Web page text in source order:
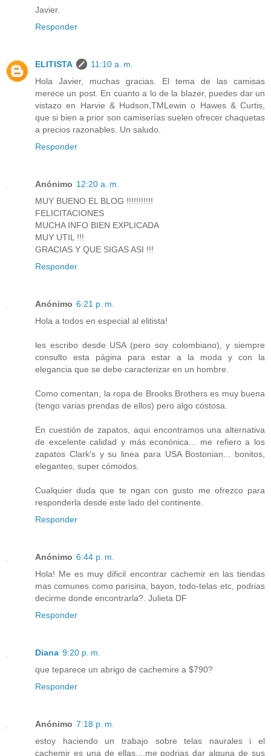
Javier.
Responder
ELITISTA
11:10 a. m.
Hola Javier, muchas gracias. El tema de las camisas
merece un post. En cuanto a lo de la blazer, puedes dar un
vistazo en Harvie & Hudson,TMLewin o Hawes & Curtis,
que si bien a prior son camiserías suelen ofrecer chaquetas
a precios razonables. Un saludo.
Responder
Anónimo 12:20 a. m.
MUY BUENO EL BLOG !!!!!!!!!!!
FELICITACIONES
MUCHA INFO BIEN EXPLICADA
MUY UTIL !!!
GRACIAS Y QUE SIGAS ASI !!!
Responder
Anónimo 6:21 p. m.
Hola a todos en especial al elitista!
les escribo desde USA (pero soy colombiano), y siempre
consulto esta página para estar a la moda y con la
elegancia que se debe caracterizar en un hombre.
Como comentan, la ropa de Brooks Brothers es muy buena
(tengo varias prendas de ellos) pero algo costosa.
En cuestión de zapatos, aqui encontramos una alternativa
de excelente calidad y más econónica... me refiero a los
zapatos Clark's y su linea para USA Bostonian... bonitos,
elegantes, super cómodos.
Cualquier duda que te ngan con gusto me ofrezco para
responderla desde este lado del continente.
Responder
Anónimo 6:44 p. m.
Hola! Me es muy dificil encontrar cachemir en las tiendas
mas comunes como parisina, bayon, todo-telas etc, podrias
decirme donde encontrarla?. Julieta DF
Responder
Diana 9:20 p. m.
que teparece un abrigo de cachemire a $790?
Responder
Anónimo 7:18 p. m.
estoy haciendo un trabajo sobre telas naurales i el
cachemir es una de ellas....me podrias dar alguna de sus